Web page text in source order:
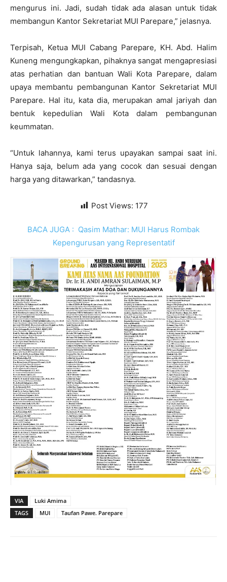
mengurus ini. Jadi, sudah tidak ada alasan untuk tidak
membangun Kantor Sekretariat MUI Parepare,” jelasnya.
Terpisah, Ketua MUI Cabang Parepare, KH. Abd. Halim
Kuneng mengungkapkan, pihaknya sangat mengapresiasi
atas perhatian dan bantuan Wali Kota Parepare, dalam
upaya membantu pembangunan Kantor Sekretariat MUI
Parepare. Hal itu, kata dia, merupakan amal jariyah dan
bentuk kepedulian Wali Kota dalam pembangunan
keummatan.
“Untuk lahannya, kami terus upayakan sampai saat ini.
Hanya saja, belum ada yang cocok dan sesuai dengan
harga yang ditawarkan,” tandasnya.
Post Views: 177
BACA JUGA : Qasim Mathar: MUI Harus Rombak
Kepengurusan yang Representatif
VIA
Luki Amima
TAGS
MUI Taufan Pawe. Parepare